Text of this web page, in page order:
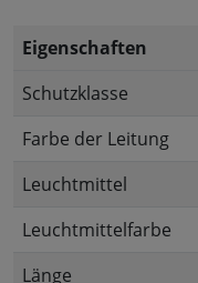
Eigenschaften
Schutzklasse
Farbe der Leitung
Leuchtmittel
Leuchtmittelfarbe
Länge